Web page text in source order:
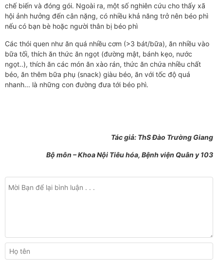
chế biến và đóng gói. Ngoài ra, một số nghiên cứu cho thấy xã
hội ảnh hưởng đến cân nặng, có nhiều khả năng trở nên béo phì
nếu có bạn bè hoặc người thân bị béo phì
Các thói quen như ăn quá nhiều cơm (>3 bát/bữa), ăn nhiều vào
bữa tối, thích ăn thức ăn ngọt (đường mật, bánh kẹo, nước
ngọt..), thích ăn các món ăn xào rán, thức ăn chứa nhiều chất
béo, ăn thêm bữa phụ (snack) giàu béo, ăn với tốc độ quá
nhanh... là những con đường đưa tới béo phì.
Tác giả: ThS Đào Trường Giang
Bộ môn – Khoa Nội Tiêu hóa, Bệnh viện Quân y 103